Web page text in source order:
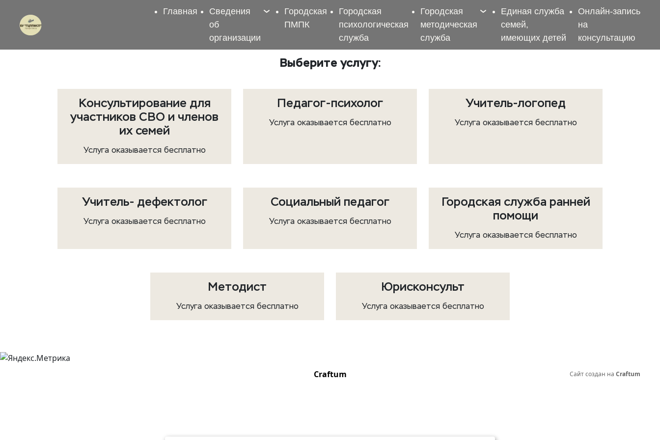
Главная
Сведения
об
организации
Городская
ПМПК
Городская
психологическая
служба
Городская
методическая
служба
Единая служба
семей,
имеющих детей
Онлайн-запись
на
консультацию
Выберите услугу:
Консультирование для
участников СВО и членов
их семей
Услуга оказывается бесплатно
Педагог-психолог
Услуга оказывается бесплатно
Учитель-логопед
Услуга оказывается бесплатно
Учитель- дефектолог
Услуга оказывается бесплатно
Социальный педагог
Услуга оказывается бесплатно
Городская служба ранней
помощи
Услуга оказывается бесплатно
Методист
Услуга оказывается бесплатно
Юрисконсульт
Услуга оказывается бесплатно
Craftum Сайт создан на Craftum